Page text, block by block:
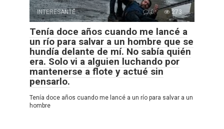
INTERESANTE 0 273
Tenía doce años cuando me lancé a
un río para salvar a un hombre que se
hundía delante de mí. No sabía quién
era. Solo vi a alguien luchando por
mantenerse a flote y actué sin
pensarlo.
Tenía doce años cuando me lancé a un río para salvar a un
hombre